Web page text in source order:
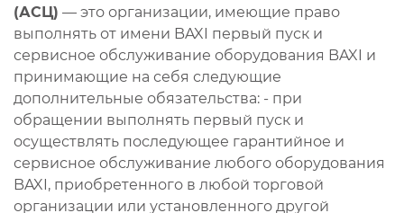
(АСЦ) — это организации, имеющие право
выполнять от имени BAXI первый пуск и
сервисное обслуживание оборудования BAXI и
принимающие на себя следующие
дополнительные обязательства: - при
обращении выполнять первый пуск и
осуществлять последующее гарантийное и
сервисное обслуживание любого оборудования
BAXI, приобретенного в любой торговой
организации или установленного другой